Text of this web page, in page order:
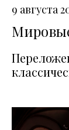
9 августа